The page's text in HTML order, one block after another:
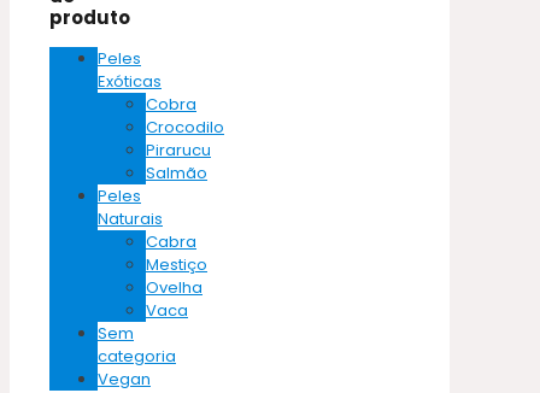
produto
Peles
Exóticas
Cobra
Crocodilo
Pirarucu
Salmão
Peles
Naturais
Cabra
Mestiço
Ovelha
Vaca
Sem
categoria
Vegan